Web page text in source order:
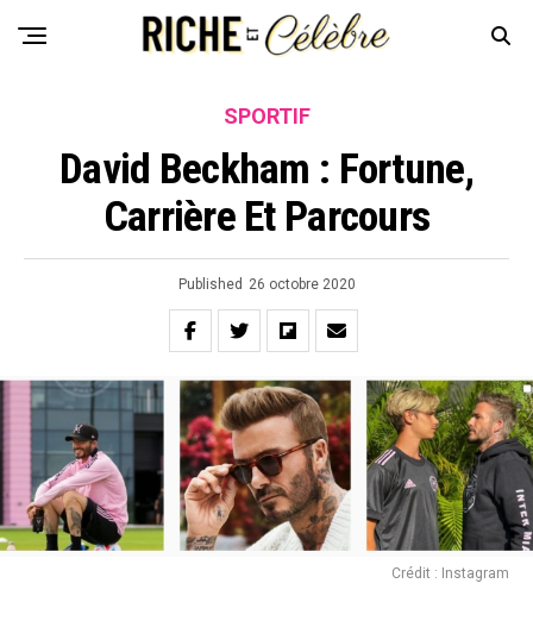
SPORTIF
David Beckham : Fortune,
Carrière Et Parcours
Published 26 octobre 2020
Crédit : Instagram